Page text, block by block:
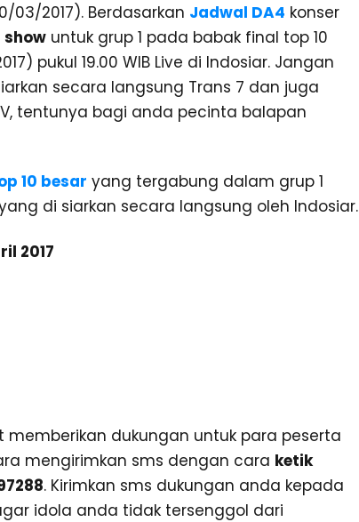
03/2017). Berdasarkan Jadwal DA4 konser
show untuk grup 1 pada babak final top 10
pukul 19.00 WIB Live di Indosiar. Jangan
secara langsung Trans 7 dan juga
tentunya bagi anda pecinta balapan
10 besar yang tergabung dalam grup 1
di siarkan secara langsung oleh Indosiar.
2017
memberikan dukungan untuk para peserta
mengirimkan sms dengan cara ketik
. Kirimkan sms dukungan anda kepada
idola anda tidak tersenggol dari